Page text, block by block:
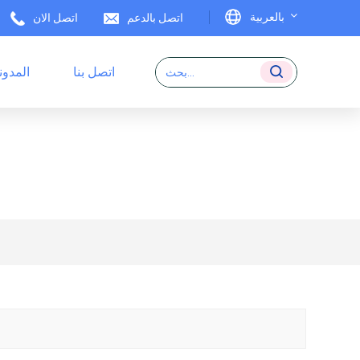
بالعربية
English
اتصل الان اتصل بالدعم
اتصل بنا